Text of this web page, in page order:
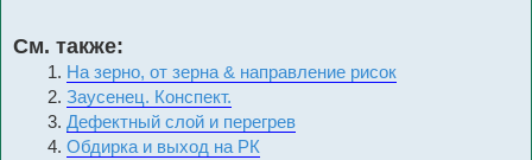
См. также:
На зерно, от зерна & направление рисок
Заусенец. Конспект.
Дефектный слой и перегрев
Обдирка и выход на РК